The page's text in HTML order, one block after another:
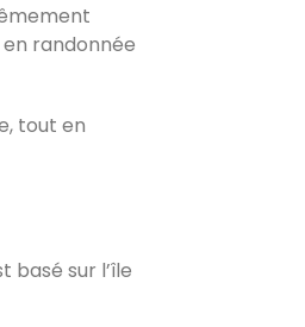
randonnée
tout en
basé sur l’île